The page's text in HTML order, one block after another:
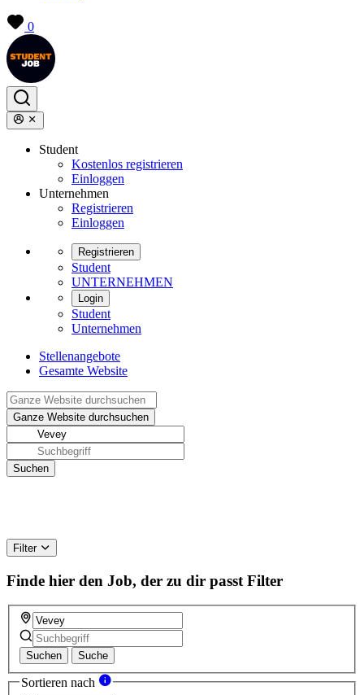
0
Student
Kostenlos registrieren
Einloggen
Unternehmen
Registrieren
Einloggen
Registrieren
Student
UNTERNEHMEN
Login
Student
Unternehmen
Stellenangebote
Gesamte Website
Filter
Finde hier den Job, der zu dir passt Filter
Suchen Suche
Sortieren nach